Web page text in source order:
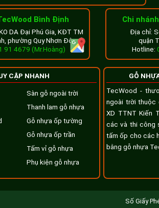
kế hiện đại và cổ điển, giúp sân thượng
phí bảo trì thấp
Bình Định
DA Đại Phú Gia, KĐT TM
phường Quy Nhơn Đông.
91 4679 (Mr.Hoàng)
Chi
Địa chỉ:
quận
Hotline:
CẬP NHANH
Sàn gỗ ngoài trời
Thanh lam gỗ nhựa
Gỗ nhựa ốp tường
Gỗ nhựa ốp trần
Tấm vỉ gỗ nhựa
Phụ kiện gỗ nhựa
GỖ
TecWood -
ngoài trời thuộc
XD TTNT Kiến
các và thi công
tấm ốp cho các
bằng gỗ nhựa
Số Giấy